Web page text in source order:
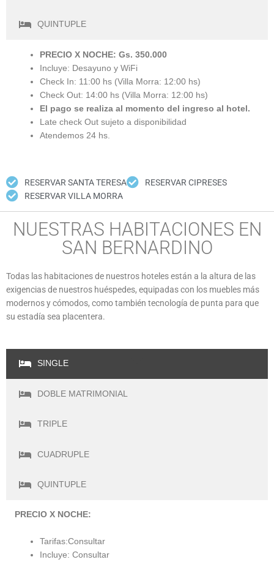
QUINTUPLE
PRECIO X NOCHE: Gs. 350.000
Incluye: Desayuno y WiFi
Check In: 11:00 hs (Villa Morra: 12:00 hs)
Check Out: 14:00 hs (Villa Morra: 12:00 hs)
El pago se realiza al momento del ingreso al hotel.
Late check Out sujeto a disponibilidad
Atendemos 24 hs.
RESERVAR SANTA TERESA
RESERVAR CIPRESES
RESERVAR VILLA MORRA
NUESTRAS HABITACIONES EN
SAN BERNARDINO
Todas las habitaciones de nuestros hoteles están a la altura de las
exigencias de nuestros huéspedes, equipadas con los muebles más
modernos y cómodos, como también tecnología de punta para que
su estadía sea placentera.
SINGLE
DOBLE MATRIMONIAL
TRIPLE
CUADRUPLE
QUINTUPLE
PRECIO X NOCHE:
Tarifas:Consultar
Incluye: Consultar